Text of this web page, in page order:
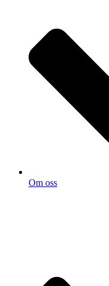
Om oss